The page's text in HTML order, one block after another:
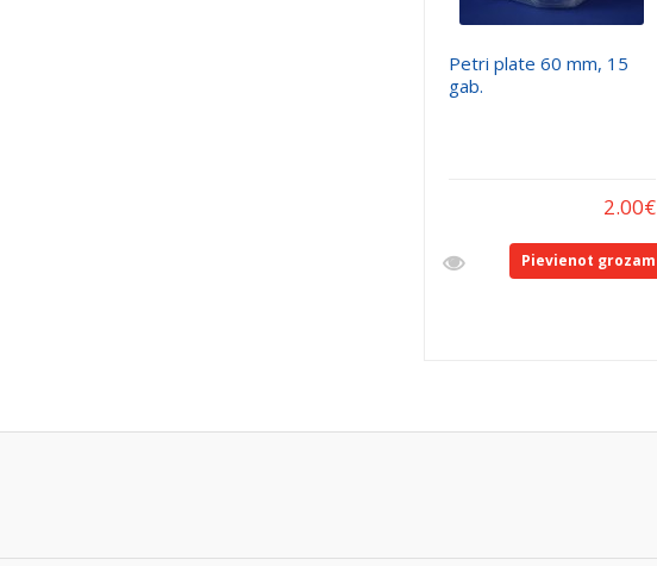
Petri plate 60 mm, 15
gab.
2.00€
Pievienot grozam